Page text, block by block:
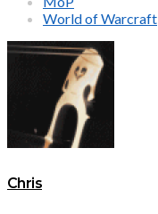
World of Warcraft
Chris